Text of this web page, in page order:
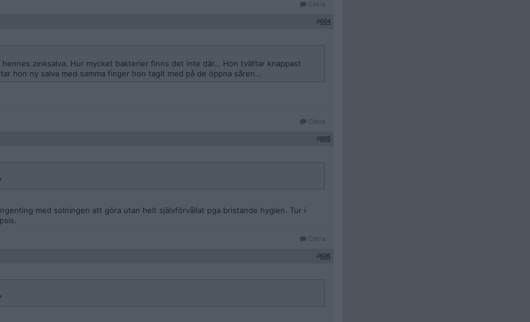
Citera
#604
zinksalva. Hur mycket bakterier finns det inte där… Hon tvättar knappast
hon ny salva med samma finger hon tagit med på de öppna såren…
Citera
#605
med solningen att göra utan helt självförvållat pga bristande hygien. Tur i
Citera
#606